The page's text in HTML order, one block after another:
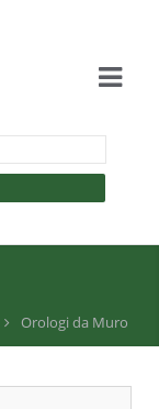
Orologi da Muro